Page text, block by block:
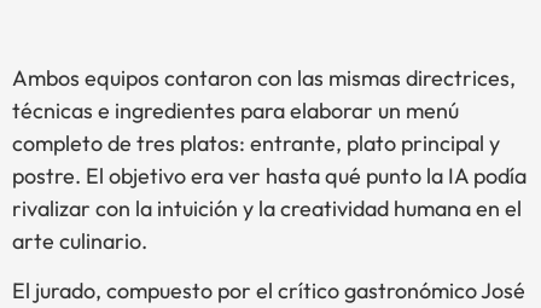
Ambos equipos contaron con las mismas directrices,
técnicas e ingredientes para elaborar un menú
completo de tres platos: entrante, plato principal y
postre. El objetivo era ver hasta qué punto la IA podía
rivalizar con la intuición y la creatividad humana en el
arte culinario.
El jurado, compuesto por el crítico gastronómico José